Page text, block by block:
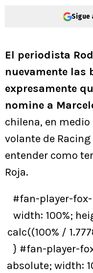
Sigue
El periodista
nuevamente las
expresamente
nomine a
chilena, en
volante de Racing
entender como
Roja.
#fan-player-
width: 100%;
calc((100% /
} #fan-player-
absolute; width: